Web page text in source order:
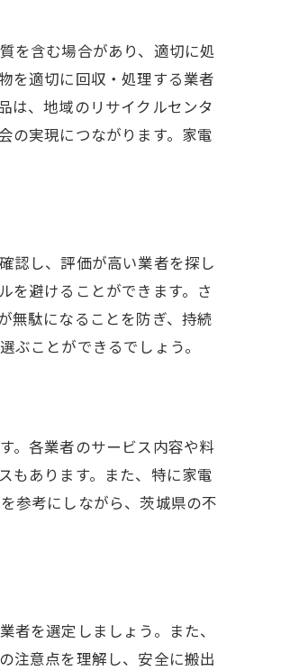
を含む場合があり、適切に処
を適切に回収・処理する業者
は、地域のリサイクルセンタ
の実現につながります。家電
認し、評価が高い業者を探し
を避けることができます。さ
無駄になることを防ぎ、持続
ことができるでしょう。
。各業者のサービス内容や料
もあります。また、特に家電
参考にしながら、茨城県の不
を選定しましょう。また、
注意点を理解し、安全に搬出